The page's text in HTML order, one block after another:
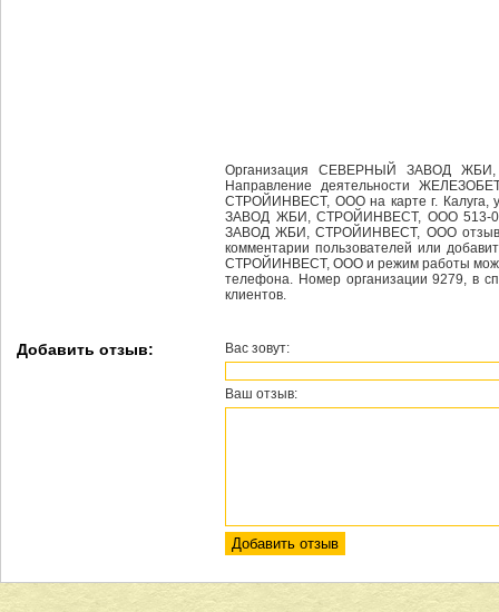
Организация СЕВЕРНЫЙ ЗАВОД ЖБИ,
Направление деятельности
СТРОЙИНВЕСТ, ООО на карте г.
ЗАВОД ЖБИ, СТРОЙИНВЕСТ, ООО 513-
ЗАВОД ЖБИ, СТРОЙИНВЕСТ, ООО отзывы,
комментарии пользователей или
СТРОЙИНВЕСТ, ООО и режим работы
телефона. Номер организации 9279, в
клиентов.
Добавить отзыв: Вас зовут:
Ваш отзыв: